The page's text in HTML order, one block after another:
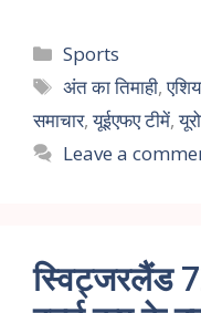
Sports
अंत का तिमाही,
समाचार,यूईएफए टीमें,
Leave a
स्विट्जरलैंड